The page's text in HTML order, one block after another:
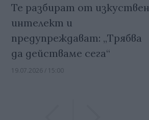
Те разбират от изкуствен
интелект и
предупреждават: „Трябва
да действаме сега“
19.07.2026 / 15:00